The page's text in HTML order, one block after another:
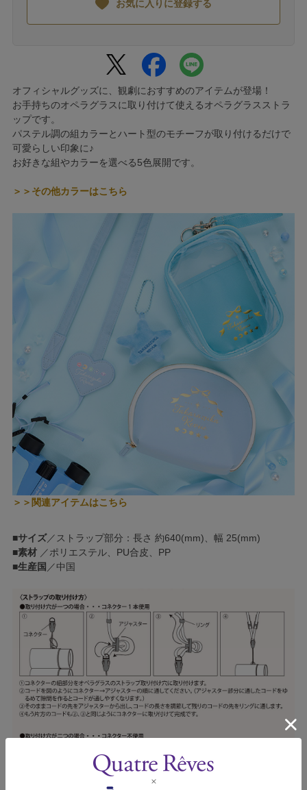
お気に入りに登録する
オフィシャルグッズに、観劇におすすめのアイテムが登場！
お手持ちのオペラグラスに取り付けて使えるオペラグラスストラ
ップです。
パステル調の組カラーとハート型のモチーフが取り付けるだけで
可愛らしい印象に♪
お好きな組やカラーを選べる5色展開です。
＞＞その他カラーはこちら
＞＞関連アイテムはこちら
■サイズ／ストラップ部分：長さ 約640(mm)、幅 25(mm)
■素材／ポリエステル、PU合皮、PP
■生産国 ／中国